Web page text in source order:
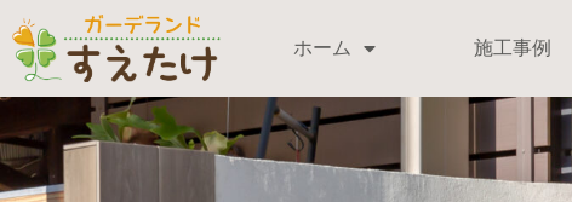
ホーム 施工事例